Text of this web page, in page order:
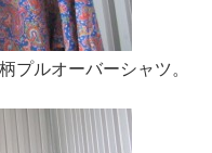
バーシャツ。